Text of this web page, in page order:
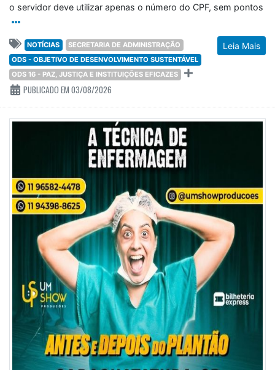
o servidor deve utilizar apenas o número do CPF, sem pontos
Leia Mais
NOTÍCIAS
SECRETARIA DE ADMINISTRAÇÃO
ODS - OBJETIVO DE DESENVOLVIMENTO SUSTENTÁVEL
ODS 16 - PAZ, JUSTIÇA E INSTITUIÇÕES EFICAZES
PUBLICADO EM 03/08/2026